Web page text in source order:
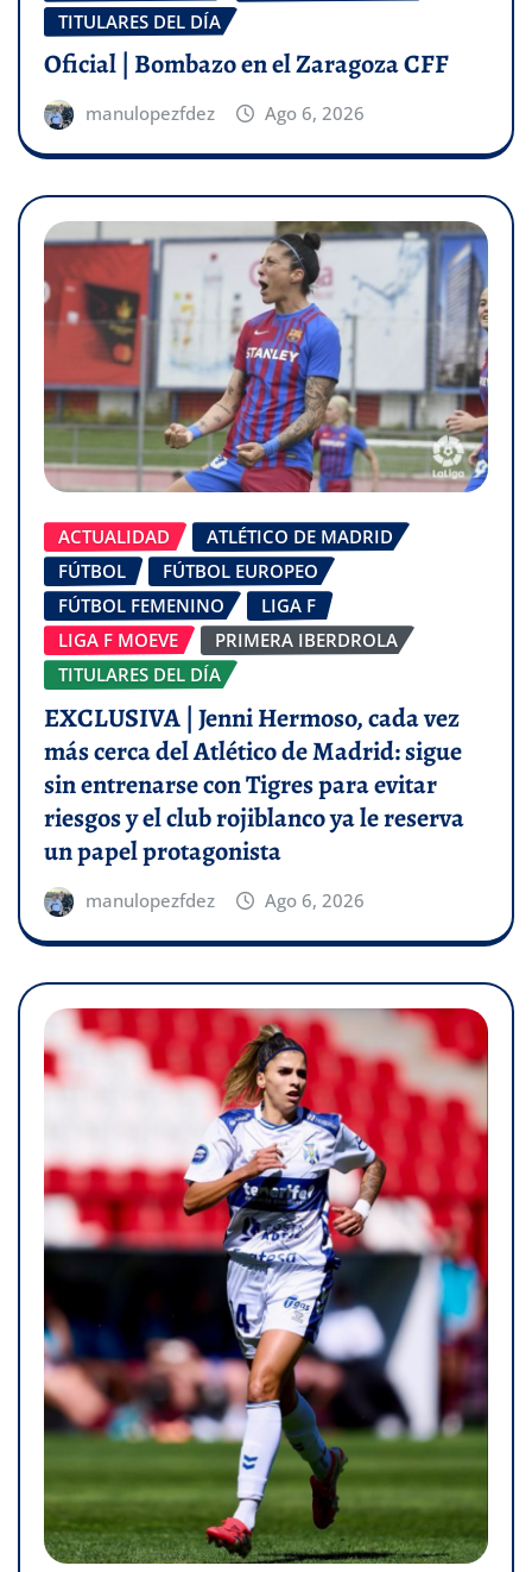
TITULARES DEL DÍA
Oficial | Bombazo en el Zaragoza CFF
manulopezfdez Ago 6, 2026
ACTUALIDAD
ATLÉTICO DE MADRID
FÚTBOL
FÚTBOL EUROPEO
FÚTBOL FEMENINO
LIGA F
LIGA F MOEVE
PRIMERA IBERDROLA
TITULARES DEL DÍA
EXCLUSIVA | Jenni Hermoso, cada vez
más cerca del Atlético de Madrid: sigue
sin entrenarse con Tigres para evitar
riesgos y el club rojiblanco ya le reserva
un papel protagonista
manulopezfdez Ago 6, 2026